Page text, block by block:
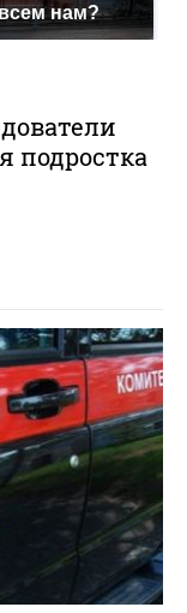
нам?
подростка